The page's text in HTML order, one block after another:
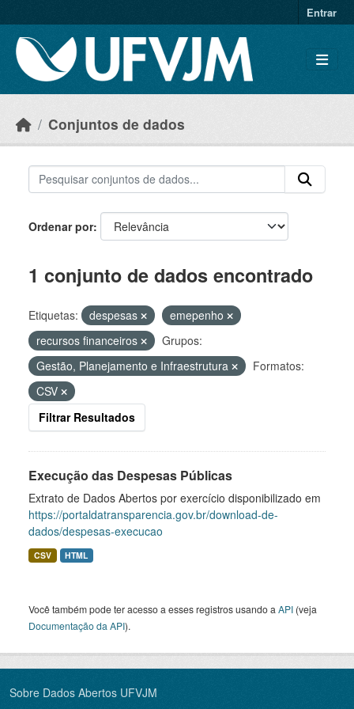
Entrar
Conjuntos de dados
Ordenar por
1 conjunto de dados encontrado
Etiquetas: despesas
emepenho
recursos financeiros
Grupos:
Gestão, Planejamento e Infraestrutura
Formatos:
CSV
Filtrar Resultados
Execução das Despesas Públicas
Extrato de Dados Abertos por exercício disponibilizado em
https://portaldatransparencia.gov.br/download-de-
dados/despesas-execucao
CSV HTML
Você também pode ter acesso a esses registros usando a API (veja
Documentação da API).
Sobre Dados Abertos UFVJM